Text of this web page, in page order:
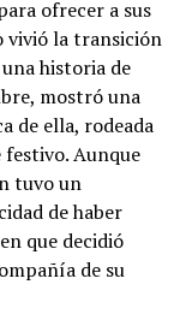
ofrecer a sus
vivió la transición
historia de
mostró una
de ella, rodeada
Aunque
tuvo un
de haber
que decidió
de su